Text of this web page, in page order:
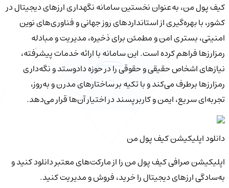
کیف‌ پول من، به‌عنوان نخستین سامانه نگهداری ارزهای دیجیتال در
کشور، با بهره‌گیری از استانداردهای روز جهانی و فناوری‌های نوین
امنیتی، بستری امن و مطمئن برای ذخیره، مدیریت و مبادله
رمزارزها فراهم کرده است. این سامانه با ارائه خدمات پیشرفته،
نیازهای اشخاص حقیقی و حقوقی را در حوزه دادوستد و نگه‌داری
رمزارزها برطرف می‌کند و با تکیه بر ساختارهای مدرن و به‌روز،
تجربه‌ای سریع، ایمن و کاربرپسند در اختیار آن‌ها قرار می‌دهد.
دانلود اپلیکیشن کیف‌ پول من
اپلیکیشن صرافی کیف پول من را از مارکت‌های معتبر دانلود کنید و
به‌سادگی ارزهای دیجیتال را خرید، فروش و مدیریت کنید.